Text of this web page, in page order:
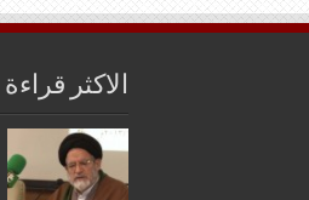
الاكثر قراءة